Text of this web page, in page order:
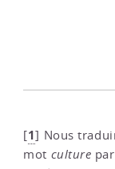
[1] Nous
mot culture